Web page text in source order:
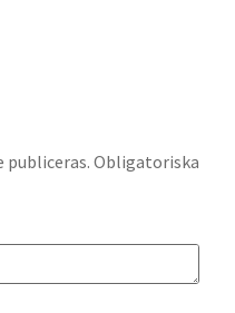
publiceras. Obligatoriska